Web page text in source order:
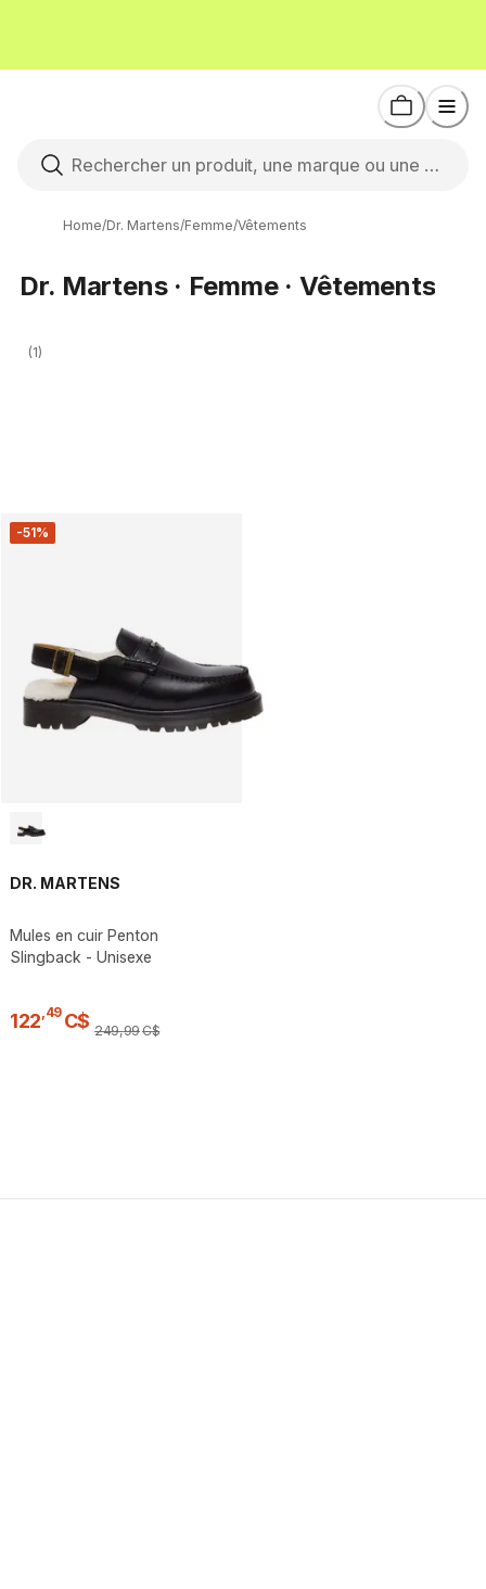
Home/Dr. Martens/Femme/Vêtements
Dr. Martens · Femme · Vêtements
(1)
-51%
DR. MARTENS
Mules en cuir Penton
Slingback - Unisexe
122 49 C$ 249,99C$